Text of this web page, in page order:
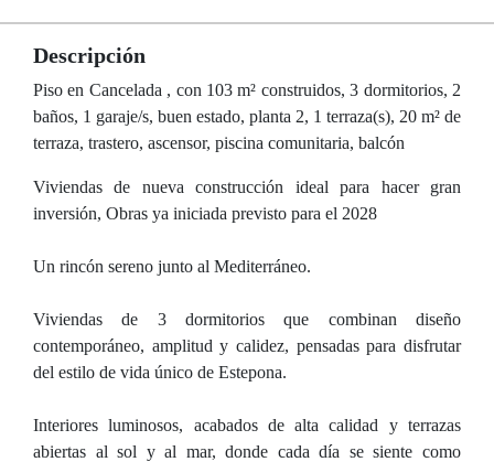
Descripción
Piso en Cancelada , con 103 m² construidos, 3 dormitorios, 2
baños, 1 garaje/s, buen estado, planta 2, 1 terraza(s), 20 m² de
terraza, trastero, ascensor, piscina comunitaria, balcón
Viviendas de nueva construcción ideal para hacer gran
inversión, Obras ya iniciada previsto para el 2028
Un rincón sereno junto al Mediterráneo.
Viviendas de 3 dormitorios que combinan diseño
contemporáneo, amplitud y calidez, pensadas para disfrutar
del estilo de vida único de Estepona.
Interiores luminosos, acabados de alta calidad y terrazas
abiertas al sol y al mar, donde cada día se siente como